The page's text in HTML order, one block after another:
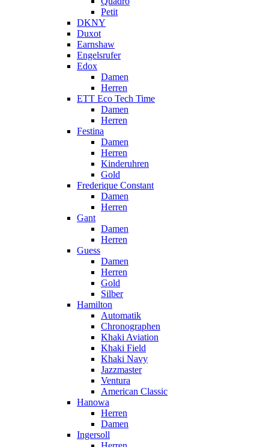
Petit
DKNY
Duxot
Earnshaw
Engelsrufer
Edox
Damen
Herren
ETT Eco Tech Time
Damen
Herren
Festina
Damen
Herren
Kinderuhren
Gold
Frederique Constant
Damen
Herren
Gant
Damen
Herren
Guess
Damen
Herren
Gold
Silber
Hamilton
Automatik
Chronographen
Khaki Aviation
Khaki Field
Khaki Navy
Jazzmaster
Ventura
American Classic
Hanowa
Herren
Damen
Ingersoll